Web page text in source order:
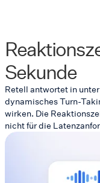
Sekunde
Retell antwortet in
dynamisches Turn-
wirken. Die
nicht für die